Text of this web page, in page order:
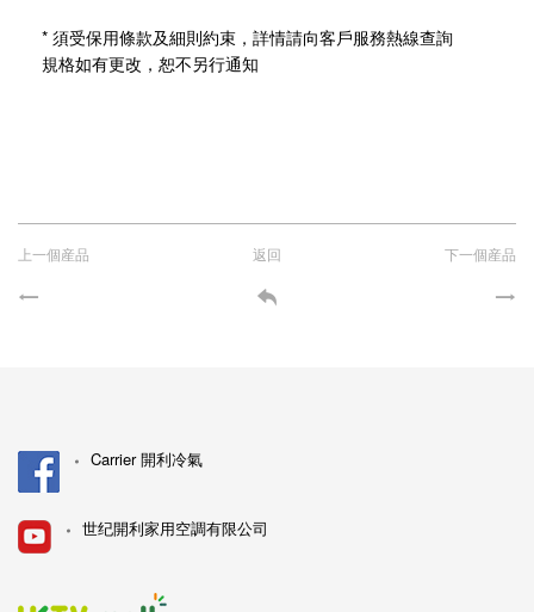
* 須受保用條款及細則約束，詳情請向客戶服務熱線查詢
規格如有更改，恕不另行通知
上一個産品 返回 下一個産品
Carrier 開利冷氣
世纪開利家用空調有限公司